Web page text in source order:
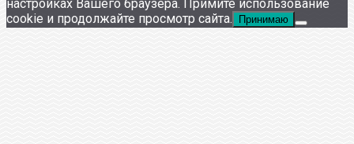
настройках Вашего браузера. Примите использование
cookie и продолжайте просмотр сайта.
Принимаю